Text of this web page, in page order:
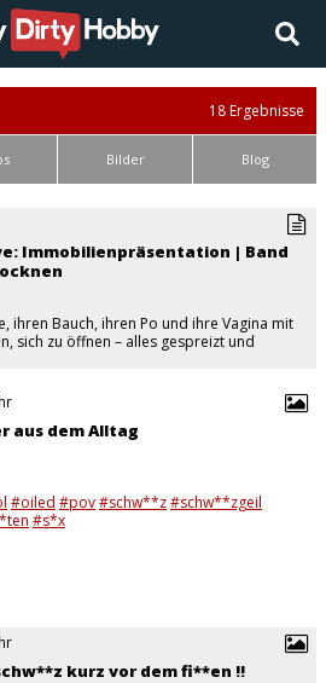
18 Ergebnisse
Bilder Blog
Immobilienpräsentation | Band
ihren Bauch, ihren Po und ihre Vagina mit
sich zu öffnen – alles gespreizt und
aus dem Alltag
#oiled #pov#schw**z#schw**zgeil
#s*x
kurz vor dem fi**en !!